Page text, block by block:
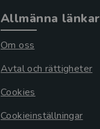
Allmänna länkar
Om oss
Avtal och rättigheter
Cookies
Cookieinställningar